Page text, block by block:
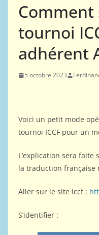
Comment
tournoi
adhérent
5 octobre 2023
Voici un petit mode
tournoi ICCF pour un
L’explication sera
la traduction française
Aller sur le site iccf :
S’identifier :